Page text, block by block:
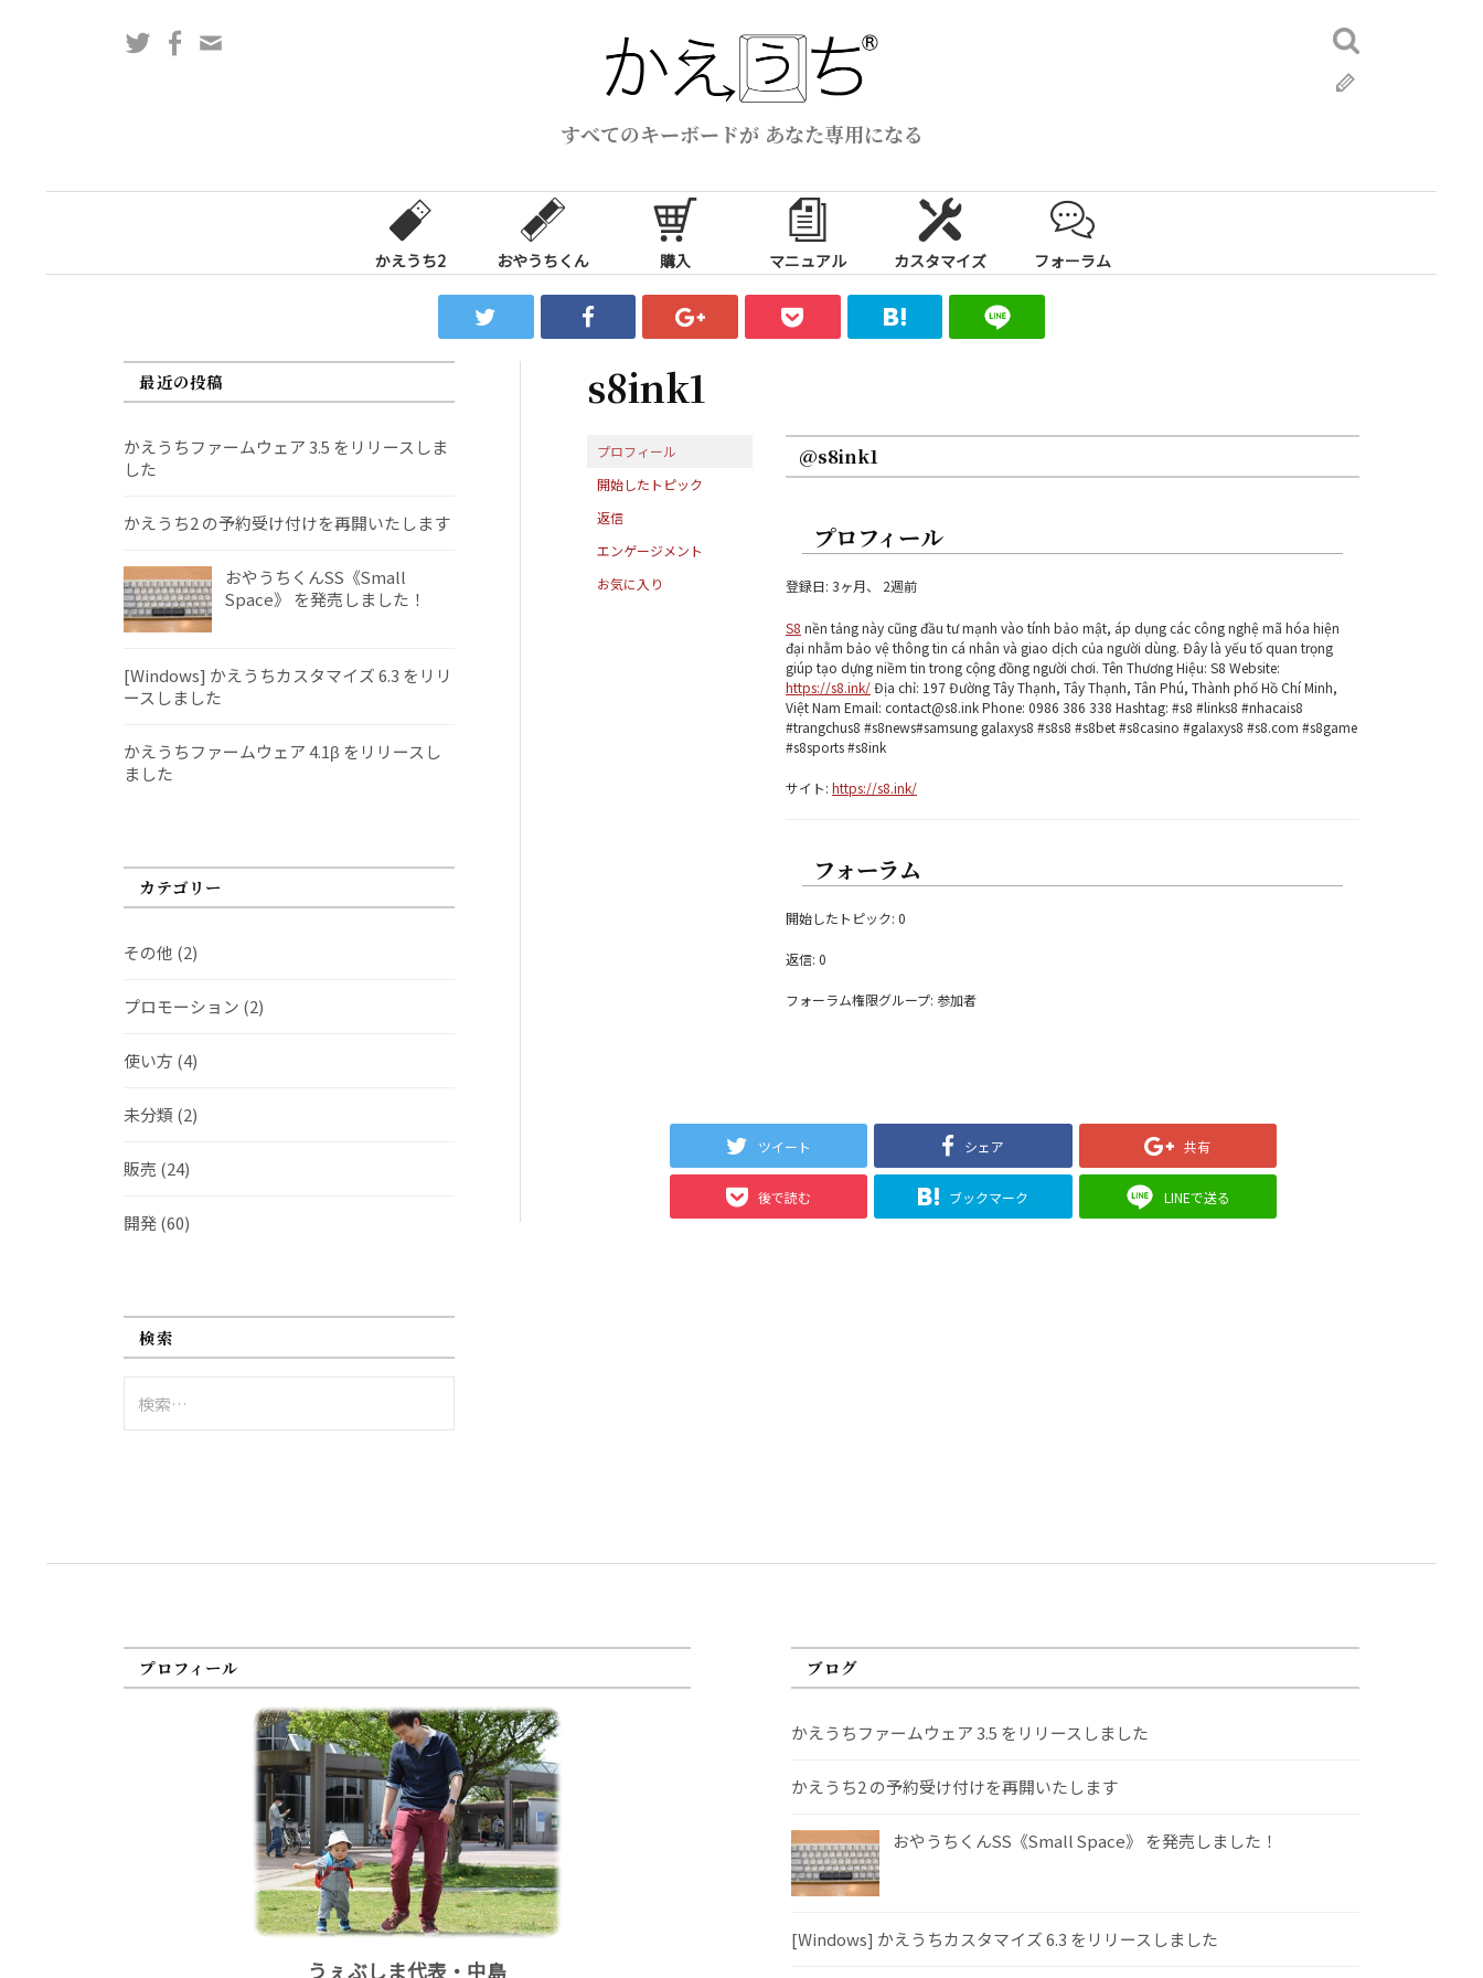
ス
すべてのキーボードが あなた専用になる
TwitterFacebook
検
索:
かえうち2 おやうちくん 購入 マニュアル カスタマイズ フォーラム
s8ink1
プロフィール
開始したトピック
返信
エンゲージメント
お気に入り
@s8ink1
プロフィール
登録日: 3ヶ月、 2週前
S8 nền tảng này cũng đầu tư mạnh vào tính bảo mật, áp dụng các công nghệ mã hóa hiện
đại nhằm bảo vệ thông tin cá nhân và giao dịch của người dùng. Đây là yếu tố quan trọng
giúp tạo dựng niềm tin trong cộng đồng người chơi. Tên Thương Hiệu: S8 Website:
https://s8.ink/Địa chỉ: 197 Đường Tây Thạnh, Tây Thạnh, Tân Phú, Thành phố Hồ Chí Minh,
Việt Nam Email: contact@s8.ink Phone: 0986 386 338 Hashtag: #s8 #links8 #nhacais8
#trangchus8 #s8news#samsung galaxys8 #s8s8 #s8bet #s8casino #galaxys8 #s8.com #s8game
#s8sports #s8ink
サイト: https://s8.ink/
フォーラム
開始したトピック: 0
返信: 0
フォーラム権限グループ: 参加者
ツイート シェア 共有
後で読む ブックマーク LINEで送る
最近の投稿
かえうちファームウェア 3.5 をリリースしま
した
かえうち2 の予約受け付けを再開いたします
おやうちくんSS《Small
Space》 を発売しました！
[Windows] かえうちカスタマイズ 6.3 をリリ
ースしました
かえうちファームウェア 4.1β をリリースし
ました
カテゴリー
その他 (2)
プロモーション (2)
使い方 (4)
未分類 (2)
販売 (24)
開発(60)
検索
索:
プロフィール
うぇぶしま代表・中島
ブログ
かえうちファームウェア 3.5 をリリースしました
かえうち2 の予約受け付けを再開いたします
おやうちくんSS《Small Space》 を発売しました！
[Windows] かえうちカスタマイズ 6.3 をリリースしました